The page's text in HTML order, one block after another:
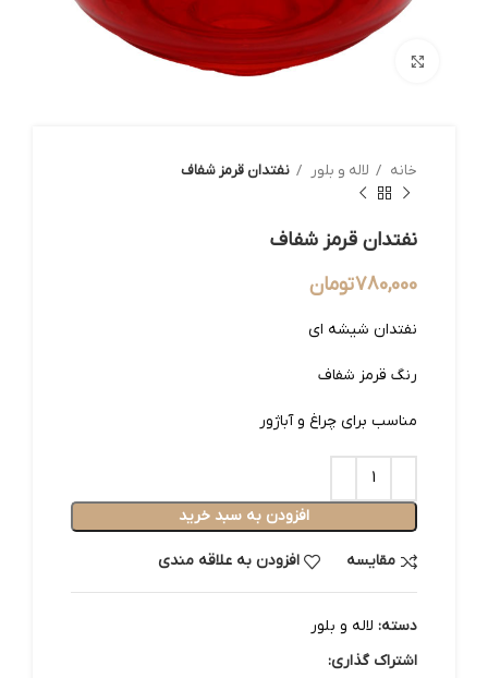
بزرگنمایی تصویر
خانه لاله و بلور نفتدان قرمز شفاف
نفتدان قرمز شفاف
780,000تومان
نفتدان شیشه ای
رنگ قرمز شفاف
مناسب برای چراغ و آباژور
افزودن به سبد خرید
مقایسه افزودن به علاقه مندی
دسته: لاله و بلور
اشتراک گذاری: